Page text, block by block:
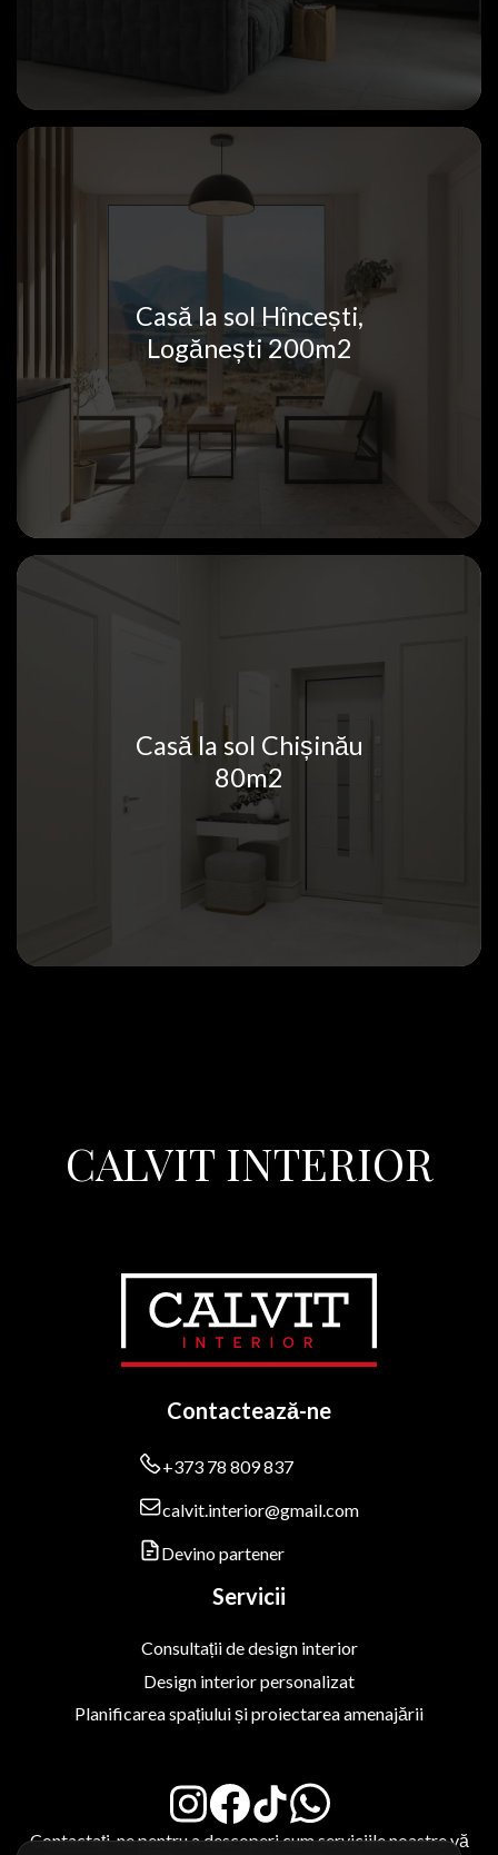
Casă la sol Hîncești,
Logănești 200m2
Casă la sol Chișinău
80m2
CALVIT INTERIOR
Contactează-ne
+373 78 809 837
calvit.interior@gmail.com
Devino partener
Servicii
Consultații de design interior
Design interior personalizat
Planificarea spațiului și proiectarea amenajării
Contactați-ne pentru a descoperi cum serviciile noastre vă